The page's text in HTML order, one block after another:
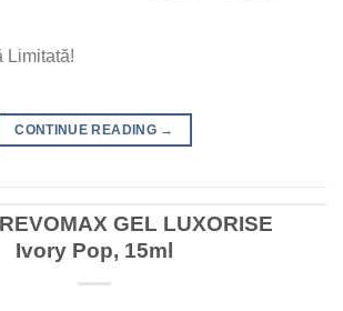
Limitată!
CONTINUE READING →
GEL LUXORISE
Ivory Pop, 15ml